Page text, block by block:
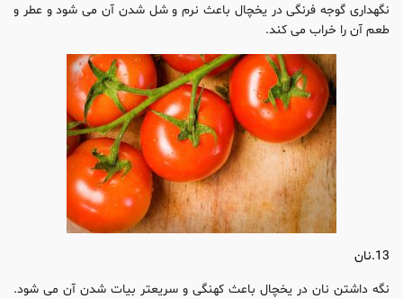
نگهداری گوجه فرنگی در یخچال باعث نرم و شل شدن آن می شود و عطر و
طعم آن را خراب می کند.
13.نان
نگه داشتن نان در یخچال باعث کهنگی و سریعتر بیات شدن آن می شود.